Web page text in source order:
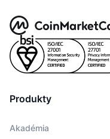
Produkty
Akadémia